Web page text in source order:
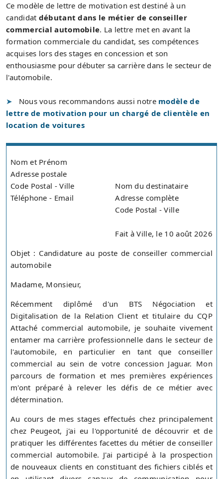
Ce modèle de lettre de motivation est destiné à un
candidat débutant dans le métier de conseiller
commercial automobile. La lettre met en avant la
formation commerciale du candidat, ses compétences
acquises lors des stages en concession et son
enthousiasme pour débuter sa carrière dans le secteur de
l'automobile.
Nous vous recommandons aussi notre modèle de
lettre de motivation pour un chargé de clientèle en
location de voitures
Nom et Prénom
Adresse postale
Code Postal - Ville
Téléphone - Email
Nom du destinataire
Adresse complète
Code Postal - Ville
Fait à Ville, le 10 août 2026
Objet : Candidature au poste de conseiller commercial
automobile
Madame, Monsieur,
Récemment diplômé d'un BTS Négociation et
Digitalisation de la Relation Client et titulaire du CQP
Attaché commercial automobile, je souhaite vivement
entamer ma carrière professionnelle dans le secteur de
l'automobile, en particulier en tant que conseiller
commercial au sein de votre concession Jaguar. Mon
parcours de formation et mes premières expériences
m'ont préparé à relever les défis de ce métier avec
détermination.
Au cours de mes stages effectués chez principalement
chez Peugeot, j'ai eu l'opportunité de découvrir et de
pratiquer les différentes facettes du métier de conseiller
commercial automobile. J'ai participé à la prospection
de nouveaux clients en constituant des fichiers ciblés et